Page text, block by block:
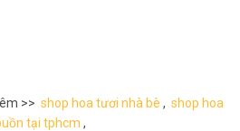
>> shop hoa tươi nhà bè , shop hoa
tại tphcm ,